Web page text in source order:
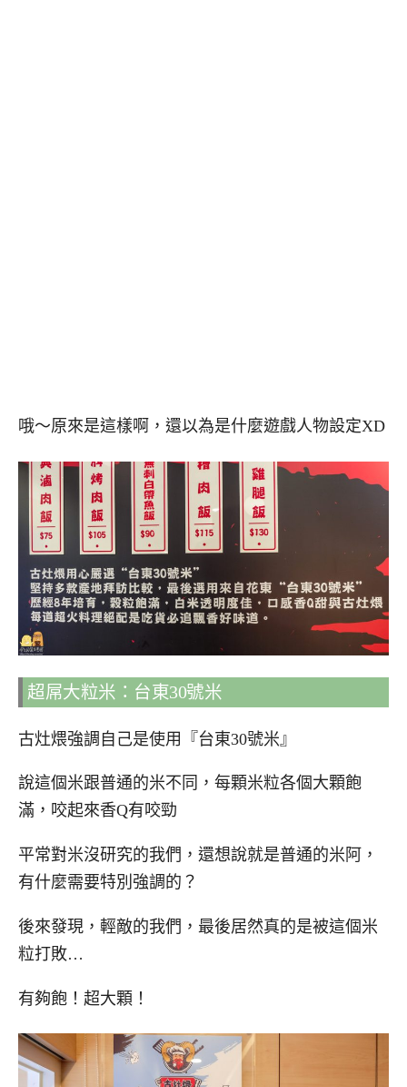
哦～原來是這樣啊，還以為是什麼遊戲人物設定XD
超屌大粒米：台東30號米
古灶煨強調自己是使用『台東30號米』
說這個米跟普通的米不同，每顆米粒各個大顆飽
滿，咬起來香Q有咬勁
平常對米沒研究的我們，還想說就是普通的米阿，
有什麼需要特別強調的？
後來發現，輕敵的我們，最後居然真的是被這個米
粒打敗…
有夠飽！超大顆！